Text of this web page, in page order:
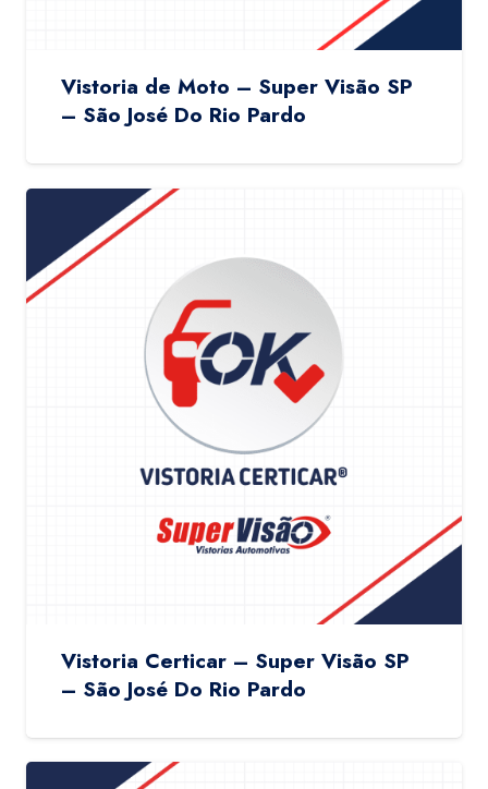
Vistoria de Moto – Super Visão SP
– São José Do Rio Pardo
Vistoria Certicar – Super Visão SP
– São José Do Rio Pardo